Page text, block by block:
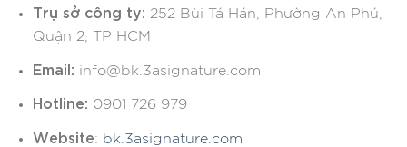
Trụ sở công ty: 252 Bùi Tá Hán, Phường An Phú,
Quận 2, TP HCM
Email: info@bk.3asignature.com
Hotline: 0901 726 979
Website: bk.3asignature.com